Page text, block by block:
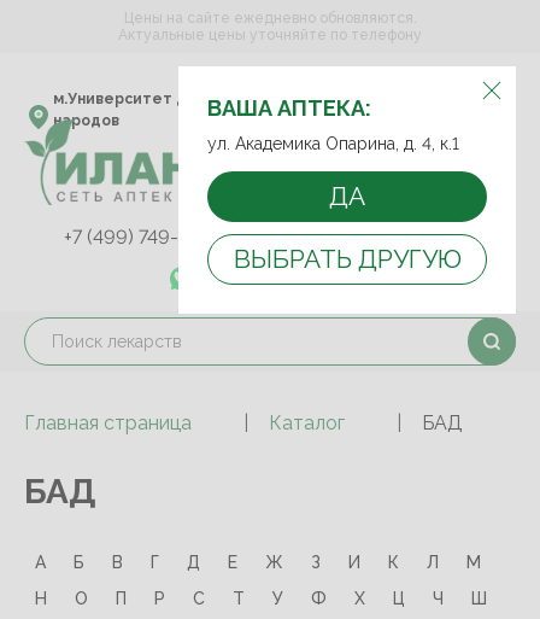
ВЫБЕРИТЕ АПТЕКУ:
м.Университет дружбы
народов
ул. Академика Опарина,
д. 4, к.1
ВАША АПТЕКА:
ул. Академика Опарина, д. 4, к.1
ДА
ВЫБРАТЬ ДРУГУЮ
Цены на сайте ежедневно обновляются.
Актуальные цены уточняйте по телефону
+7 (499) 749-75-92
+7 (499) 749-74-89
+7 (989) 579-78-73
Главная страница Каталог БАД
БАД
А Б В Г Д Е Ж З И К Л
М
Н
О П Р С Т У Ф Х Ц Ч
Ш